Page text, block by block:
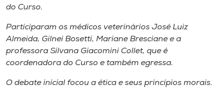
Selecione
o idioma
A-
do Curso.
Participaram os médicos veterinários José Luiz
Almeida, Gilnei Bosetti, Mariane Bresciane e a
professora Silvana Giacomini Collet, que é
coordenadora do Curso e também egressa.
O debate inicial focou a ética e seus princípios morais.